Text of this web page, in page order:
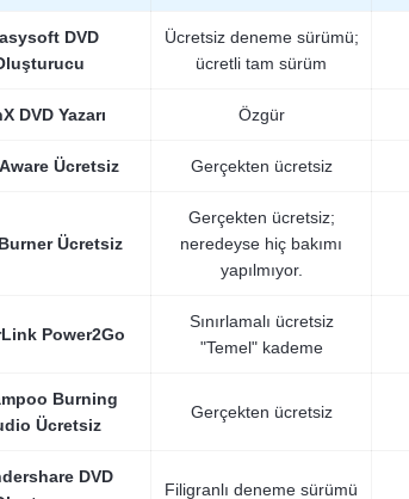
DVD
Ücretsiz deneme sürümü;
ücretli tam sürüm
DVD Yazarı Özgür
Ücretsiz Gerçekten ücretsiz
Ücretsiz
Gerçekten ücretsiz;
neredeyse hiç bakımı
yapılmıyor.
Power2Go
Sınırlamalı ücretsiz
"Temel" kademe
Burning
Ücretsiz
Gerçekten ücretsiz
DVD
Filigranlı deneme sürümü